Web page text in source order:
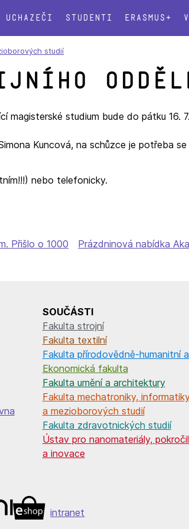
Uchazeči Studenti Erasmus+
studií
magisterské studium bude do pátku 16.
Kuncová, na schůzce je potřeba
nebo telefonicky.
Přišlo o 1000
Prázdninová nabídka
SOUČÁSTI
Fakulta strojní
Fakulta textilní
Fakulta přírodovědně-humanitní
Ekonomická fakulta
Fakulta umění a architektury
Fakulta mechatroniky,
a mezioborových studií
Fakulta zdravotnických studií
Ústav pro nanomateriály,
a inovace
intranet